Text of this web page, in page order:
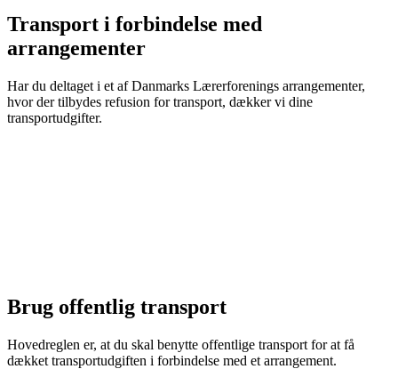
Transport i forbindelse med
arrangementer
Har du deltaget i et af Danmarks Lærerforenings arrangementer,
hvor der tilbydes refusion for transport, dækker vi dine
transportudgifter.
Brug offentlig transport
Hovedreglen er, at du skal benytte offentlige transport for at få
dækket transportudgiften i forbindelse med et arrangement.